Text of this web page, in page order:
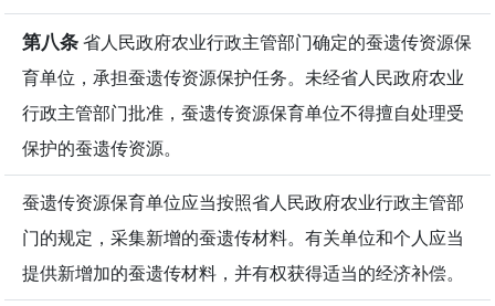
第八条省人民政府农业行政主管部门确定的蚕遗传资源保
育单位，承担蚕遗传资源保护任务。未经省人民政府农业
行政主管部门批准，蚕遗传资源保育单位不得擅自处理受
保护的蚕遗传资源。
蚕遗传资源保育单位应当按照省人民政府农业行政主管部
门的规定，采集新增的蚕遗传材料。有关单位和个人应当
提供新增加的蚕遗传材料，并有权获得适当的经济补偿。